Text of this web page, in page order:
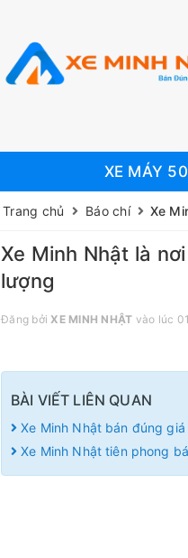
XE MÁY
Trang chủ Báo chí Xe
Xe Minh Nhật là
lượng
Đăng bởiXE MINH NHẬT vào lúc
BÀI VIẾT LIÊN QUAN
Xe Minh Nhật bán đúng
Xe Minh Nhật tiên phong